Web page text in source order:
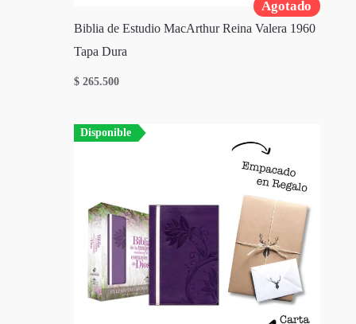
Agotado
Biblia de Estudio MacArthur Reina Valera 1960
Tapa Dura
$ 265.500
Disponible